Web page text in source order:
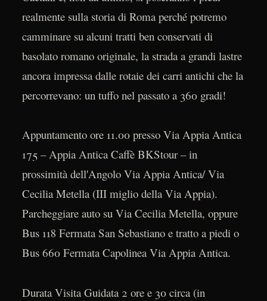
realmente sulla storia di Roma perché potremo
camminare su alcuni tratti ben conservati di
basolato romano originale, la strada a grandi lastre
ancora impressa dalle rotaie dei carri antichi che la
percorrevano: un tuffo nel passato a 360 gradi!
Appuntamento ore 11.00 presso Via Appia Antica
175 – Appia Antica Caffè BKStour – in
prossimità dell'Angolo Via Appia Antica/ Via
Cecilia Metella (III miglio della Via Appia).
Parcheggiare auto su Via Cecilia Metella, oppure
Bus 118 Fermata San Sebastiano e tratto a piedi o
Bus 660 Fermata Capolinea Via Appia Antica.
Durata Visita Guidata 2 ore e 30 circa (in